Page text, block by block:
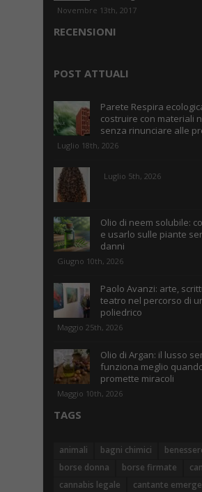
Novembre 13th, 2017
RECENSIONI
POST ATTUALI
Parete Respira
costruire con materiali
senza rinunciare alle
Luglio 18th, 2026
Luglio 5th, 2026
Olio di neem solubile:
e usarlo sulle piante
danni
Giugno 10th, 2026
Paolo Avanzi: arte,
teatro nel percorso di
poliedrico
Maggio 25th, 2026
Olio di Argan: il lusso
funziona meglio
promette miracoli
Maggio 10th, 2026
TAGS
animali bagni chimici
borse donna
borse firmate
cannabis legale
cantante